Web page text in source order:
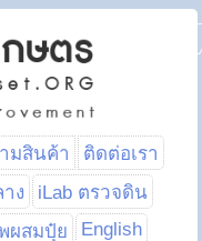
มสินค้า
ติดต่อเรา
ง
iLab ตรวจดิน
ผสมปุ๋ย English